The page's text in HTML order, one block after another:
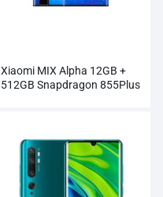
Xiaomi MIX Alpha 12GB +
512GB Snapdragon 855Plus